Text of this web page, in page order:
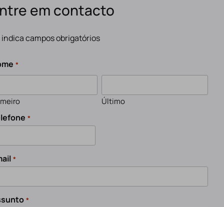
em contacto
indica campos obrigatórios
*
Último
*
*
*